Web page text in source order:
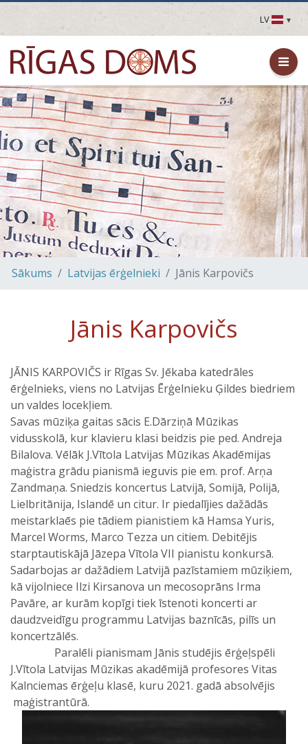
LV
LV
EN
DE
FR
UA
LT
EE
FI
Sākums Latvijas ērģelnieki Jānis Karpovičs
Jānis Karpovičs
JĀNIS KARPOVIČS ir Rīgas Sv. Jēkaba katedrāles
ērģelnieks, viens no Latvijas Ērģelnieku Ģildes biedriem
un valdes locekļiem.
Savas mūziķa gaitas sācis E.Dārziņā Mūzikas
vidusskolā, kur klavieru klasi beidzis pie ped. Andreja
Bilalova. Vēlāk J.Vītola Latvijas Mūzikas Akadēmijas
maģistra grādu pianismā ieguvis pie em. prof. Arņa
Zandmaņa. Sniedzis koncertus Latvijā, Somijā, Polijā,
Lielbritānija, Islandē un citur. Ir piedalījies dažādās
meistarklaēs pie tādiem pianistiem kā Hamsa Yuris,
Marcel Worms, Marco Tezza un citiem. Debitējis
starptautiskājā Jāzepa Vītola VII pianistu konkursā.
Sadarbojas ar dažādiem Latvijā pazīstamiem mūziķiem,
kā vijolniece Ilzi Kirsanova un mecosoprāns Irma
Pavāre, ar kurām kopīgi tiek īstenoti koncerti ar
daudzveidīgu programmu Latvijas baznīcās, pilīs un
koncertzālēs.
Paralēli pianismam Jānis studējis ērģeļspēli
J.Vītola Latvijas Mūzikas akadēmijā profesores Vitas
Kalnciemas ērģeļu klasē, kuru 2021. gadā absolvējis
maģistrantūrā.